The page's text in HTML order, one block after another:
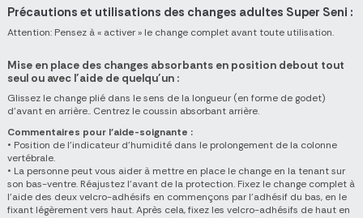
Précautions et utilisations des changes adultes Super Seni :
Attention: Pensez à « activer » le change complet avant toute utilisation.
Mise en place des changes absorbants en position debout tout
seul ou avec l’aide de quelqu’un :
Glissez le change plié dans le sens de la longueur (en forme de godet)
d’avant en arrière.. Centrez le coussin absorbant arrière.
Commentaires pour l’aide-soignante :
• Position de l'indicateur d'humidité dans le prolongement de la colonne
vertébrale.
• La personne peut vous aider à mettre en place le change en la tenant sur
son bas-ventre. Réajustez l’avant de la protection. Fixez le change complet à
l’aide des deux velcro-adhésifs en commençons par l’adhésif du bas, en le
fixant légèrement vers haut. Après cela, fixez les velcro-adhésifs de haut en